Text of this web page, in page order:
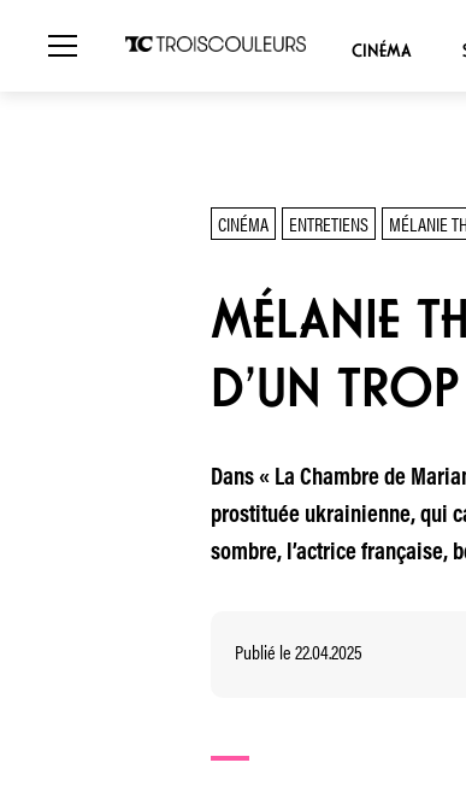
CINÉMA
CINÉMA ENTRETIENS MÉLANIE
MÉLANIE
D’UN
Dans « La Chambre de
prostituée ukrainienne, qui
sombre, l’actrice française,
Publié le 22.04.2025